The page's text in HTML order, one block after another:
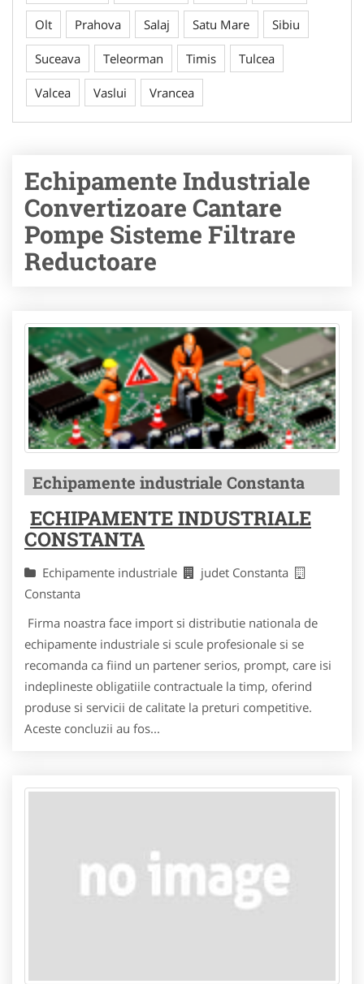
Olt Prahova Salaj Satu Mare Sibiu
Suceava Teleorman Timis Tulcea
Valcea Vaslui Vrancea
Echipamente Industriale
Convertizoare Cantare
Pompe Sisteme Filtrare
Reductoare
Echipamente industriale Constanta
ECHIPAMENTE INDUSTRIALE
CONSTANTA
Echipamente industriale
judet Constanta
Constanta
Firma noastra face import si distributie nationala de
echipamente industriale si scule profesionale si se
recomanda ca fiind un partener serios, prompt, care isi
indeplineste obligatiile contractuale la timp, oferind
produse si servicii de calitate la preturi competitive.
Aceste concluzii au fos...